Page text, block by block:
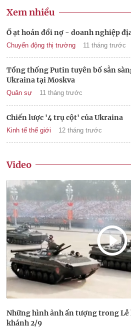
Xem nhiều
Ồ ạt hoán đổi nợ - doanh nghiệp
Chuyển động thị trường 11 tháng trước
Tổng thống Putin tuyên bố sẵn
Ukraina tại Moskva
Quân sự 11 tháng trước
Chiến lược '4 trụ cột' của Ukraina
Kinh tế thế giới 12 tháng trước
Video
Những hình ảnh ấn tượng trong Lễ
khánh 2/9